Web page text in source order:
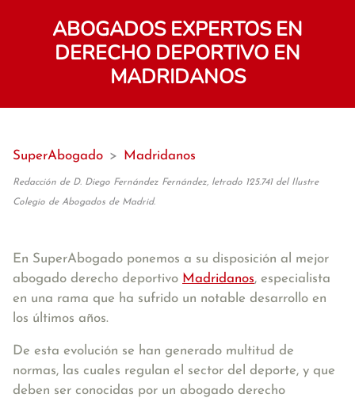
ABOGADOS EXPERTOS EN
DERECHO DEPORTIVO EN
MADRIDANOS
SuperAbogado > Madridanos
Redacción de D. Diego Fernández Fernández, letrado 125.741 del Ilustre
Colegio de Abogados de Madrid.
En SuperAbogado ponemos a su disposición al mejor
abogado derecho deportivo Madridanos, especialista
en una rama que ha sufrido un notable desarrollo en
los últimos años.
De esta evolución se han generado multitud de
normas, las cuales regulan el sector del deporte, y que
deben ser conocidas por un abogado derecho